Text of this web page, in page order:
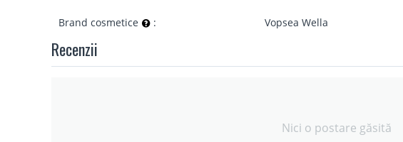
Brand cosmetice : Vopsea Wella
Recenzii
Nici o postare găsită